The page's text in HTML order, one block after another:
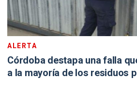
ALERTA
Córdoba destapa una falla
a la mayoría de los residuos